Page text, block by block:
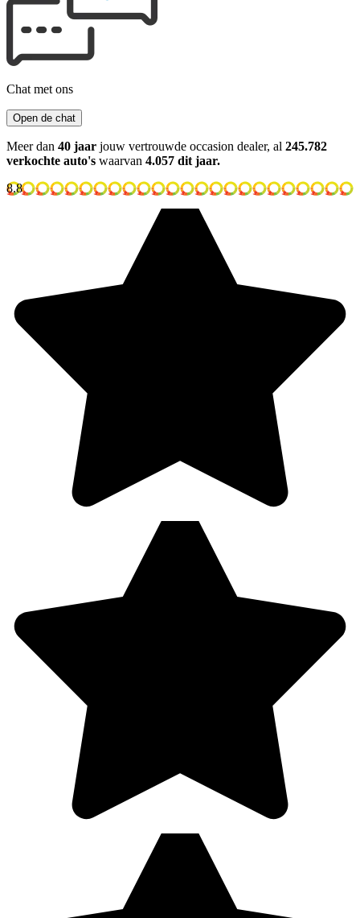
Chat met ons
Open de chat
Meer dan 40 jaar jouw vertrouwde occasion dealer, al 245.782
verkochte auto's waarvan 4.057 dit jaar.
8.8